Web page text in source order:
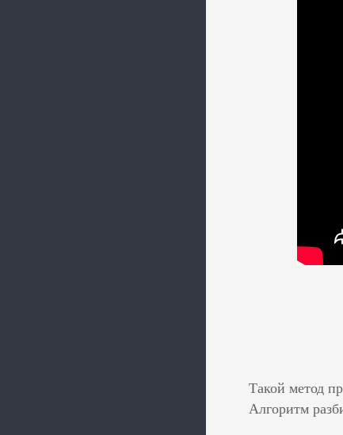
Такой метод
Алгоритм